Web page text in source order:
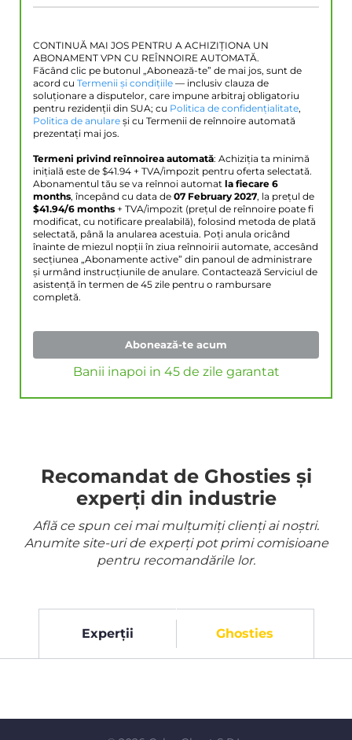
CONTINUĂ MAI JOS PENTRU A ACHIZIȚIONA UN
ABONAMENT VPN CU REÎNNOIRE AUTOMATĂ.
Făcând clic pe butonul „Abonează-te” de mai jos, sunt de
acord cu Termenii și condițiile — inclusiv clauza de
soluționare a disputelor, care impune arbitraj obligatoriu
pentru rezidenții din SUA; cu Politica de confidențialitate,
Politica de anulare și cu Termenii de reînnoire automată
prezentați mai jos.
Termeni privind reînnoirea automată: Achiziția ta minimă
inițială este de $41.94 + TVA/impozit pentru oferta selectată.
Abonamentul tău se va reînnoi automat la fiecare 6
months, începând cu data de 07 February 2027, la prețul de
$41.94/6 months + TVA/impozit (prețul de reînnoire poate fi
modificat, cu notificare prealabilă), folosind metoda de plată
selectată, până la anularea acestuia. Poți anula oricând
înainte de miezul nopții în ziua reînnoirii automate, accesând
secțiunea „Abonamente active” din panoul de administrare
și urmând instrucțiunile de anulare. Contactează Serviciul de
asistență în termen de 45 zile pentru o rambursare
completă.
Abonează-te acum
Banii inapoi in 45 de zile garantat
Recomandat de Ghosties și
experți din industrie
Află ce spun cei mai mulțumiți clienți ai noștri.
Anumite site-uri de experți pot primi comisioane
pentru recomandările lor.
Experții Ghosties